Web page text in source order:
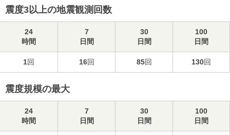
震度3以上の地震観測回数
24
時間
7
日間
30
日間
100
日間
1回 16回 85回 130回
震度規模の最大
24
時間
7
日間
30
日間
100
日間